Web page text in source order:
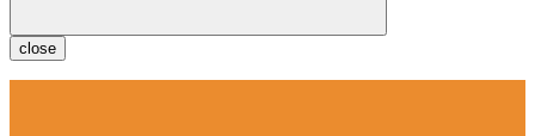
close